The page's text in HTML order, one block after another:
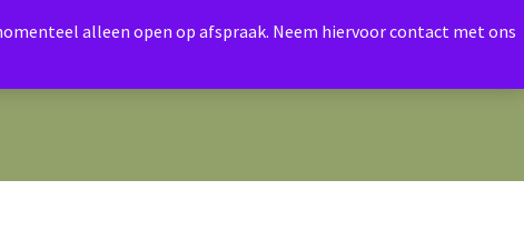
alleen open op afspraak. Neem hiervoor contact met ons